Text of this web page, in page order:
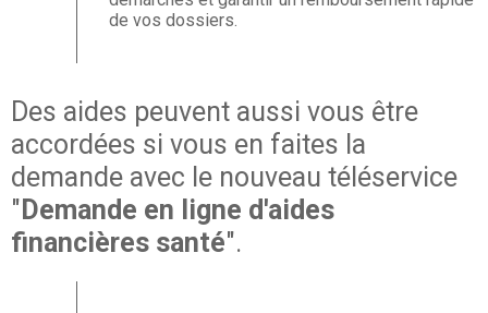
de vos dossiers.
Des aides peuvent aussi vous être
accordées si vous en faites la
demande avec le nouveau téléservice
" Demande en ligne d'aides
financières santé".